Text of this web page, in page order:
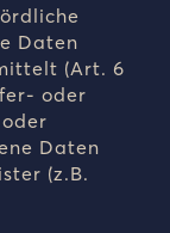
Daten
(Art. 6
oder
Daten
(z.B.